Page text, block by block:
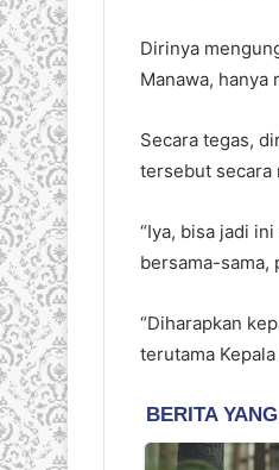
Dirinya
Manawa, hanya
Secara tegas,
tersebut secara
“Iya, bisa jadi
bersama-sama,
“Diharapkan
terutama